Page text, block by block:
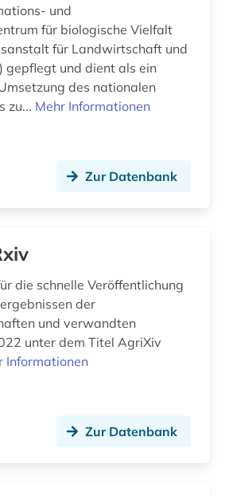
biologieunterricht (1)
biologische ozeanographie (1)
biomathematik (1)
biotechnologie (4)
und
für biologische Vielfalt
gepflegt und dient als ein
des nationalen
zu... Mehr Informationen
Zur Datenbank
die schnelle Veröffentlichung
der
und verwandten
unter dem Titel AgriXiv
Informationen
Zur Datenbank